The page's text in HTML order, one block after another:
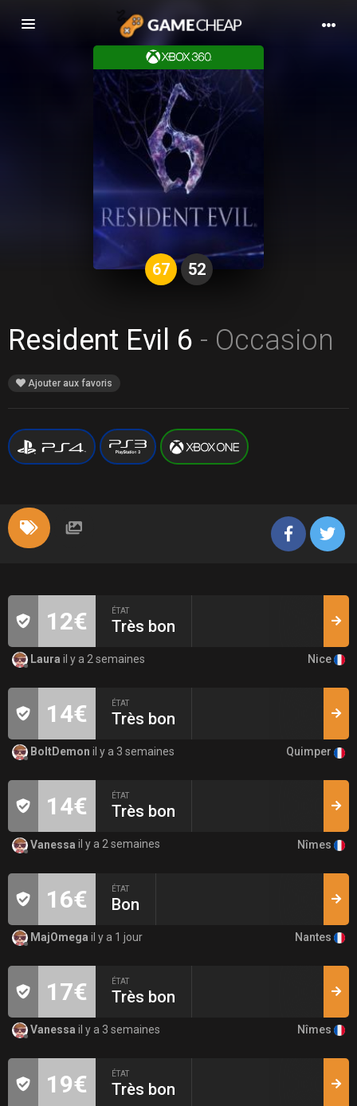
Basculer
67 52
Resident Evil 6 - Occasion
Ajouter aux favoris
12€ ÉTAT
Très bon
Laura il y a 2 semaines Nice
14€ ÉTAT
Très bon
BoltDemon il y a 3 semaines Quimper
14€ ÉTAT
Très bon
Vanessa il y a 2 semaines Nîmes
16€ ÉTAT
Bon
MajOmega il y a 1 jour Nantes
17€ ÉTAT
Très bon
Vanessa il y a 3 semaines Nîmes
19€ ÉTAT
Très bon